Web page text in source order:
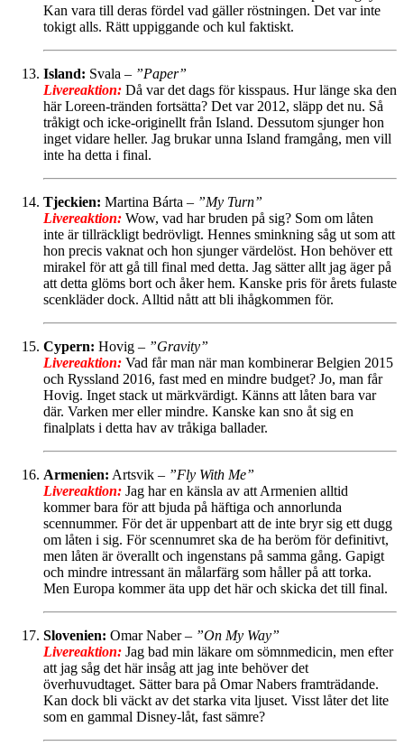
Kan vara till deras fördel vad gäller röstningen. Det var inte
tokigt alls. Rätt uppiggande och kul faktiskt.
Island: Svala – ”Paper”
Livereaktion: Då var det dags för kisspaus. Hur länge ska den
här Loreen-tränden fortsätta? Det var 2012, släpp det nu. Så
tråkigt och icke-originellt från Island. Dessutom sjunger hon
inget vidare heller. Jag brukar unna Island framgång, men vill
inte ha detta i final.
Tjeckien: Martina Bárta – ”My Turn”
Livereaktion: Wow, vad har bruden på sig? Som om låten
inte är tillräckligt bedrövligt. Hennes sminkning såg ut som att
hon precis vaknat och hon sjunger värdelöst. Hon behöver ett
mirakel för att gå till final med detta. Jag sätter allt jag äger på
att detta glöms bort och åker hem. Kanske pris för årets fulaste
scenkläder dock. Alltid nått att bli ihågkommen för.
Cypern: Hovig – ”Gravity”
Livereaktion: Vad får man när man kombinerar Belgien 2015
och Ryssland 2016, fast med en mindre budget? Jo, man får
Hovig. Inget stack ut märkvärdigt. Känns att låten bara var
där. Varken mer eller mindre. Kanske kan sno åt sig en
finalplats i detta hav av tråkiga ballader.
Armenien: Artsvik – ”Fly With Me”
Livereaktion: Jag har en känsla av att Armenien alltid
kommer bara för att bjuda på häftiga och annorlunda
scennummer. För det är uppenbart att de inte bryr sig ett dugg
om låten i sig. För scennumret ska de ha beröm för definitivt,
men låten är överallt och ingenstans på samma gång. Gapigt
och mindre intressant än målarfärg som håller på att torka.
Men Europa kommer äta upp det här och skicka det till final.
Slovenien: Omar Naber – ”On My Way”
Livereaktion: Jag bad min läkare om sömnmedicin, men efter
att jag såg det här insåg att jag inte behöver det
överhuvudtaget. Sätter bara på Omar Nabers framträdande.
Kan dock bli väckt av det starka vita ljuset. Visst låter det lite
som en gammal Disney-låt, fast sämre?